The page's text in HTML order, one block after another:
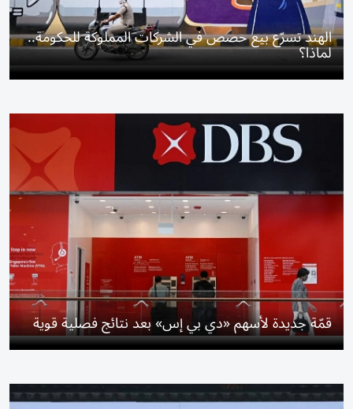
الهند تسرّع بيع حصص في الشركات المملوكة للحكومة..
لماذا؟
قمّة جديدة لأسهم «دي بي إس» بعد نتائج فصلية قوية